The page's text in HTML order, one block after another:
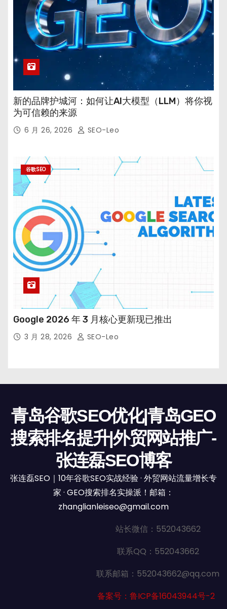
新的品牌护城河：如何让AI大模型（LLM）将你视
为可信赖的来源
6 月 26, 2026 SEO-Leo
谷歌SEO
Google 2026 年 3 月核心更新现已推出
3 月 28, 2026 SEO-Leo
青岛谷歌SEO优化|青岛GEO
搜索排名提升|外贸网站推广-
张连磊SEO博客
张连磊SEO｜10年谷歌SEO实战经验 · 外贸网站流量增长专
家 · GEO搜索排名实操派！邮箱：
zhanglianleiseo@gmail.com
站长微信：552043662
联系QQ：552043662
联系邮箱：552043662@qq.com
备案号：鲁ICP备16043944号-2